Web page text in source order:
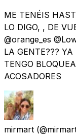
ME TENÉIS
LO DIGO, , DE
@orange_es
LA GENTE???
TENGO
ACOSADORES
mirmart